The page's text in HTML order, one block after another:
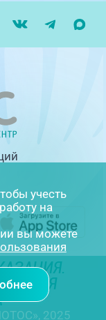
2025
учесть
на
вы можете